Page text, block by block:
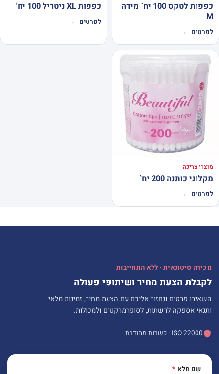
כפפות לטקס 100 יח` מידה
M
לפרטים ←
כפפות XL ניטריל 100 יח'
לפרטים ←
מוצרי צריכה
מקלוני כותנה 200 יח`
לפרטים ←
מכירה סיטונאית · ללא התחייבות
לקבלת הצעת מחיר ושיתופי פעולה
השאירו פרטים ונחזור אליכם עם הצעת מחיר, זמינות מלאי
ותנאי אספקה לרשתות, לסופרמרקטים ולמכולות.
ISO 22000 · כשרות מהודרת
שם מלא